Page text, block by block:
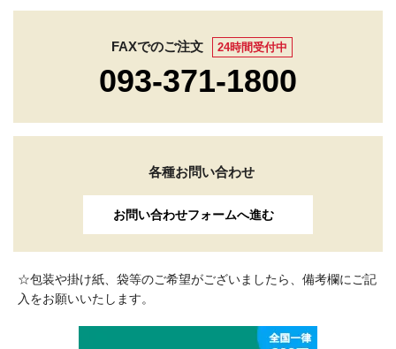
FAXでのご注文 24時間受付中
093-371-1800
各種お問い合わせ
お問い合わせフォームへ進む
☆包装や掛け紙、袋等のご希望がございましたら、備考欄にご記
入をお願いいたします。